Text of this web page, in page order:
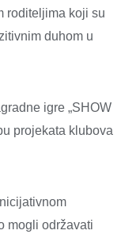
roditeljima koji su
duhom u
igre „SHOW
projekata klubova
mogli održavati